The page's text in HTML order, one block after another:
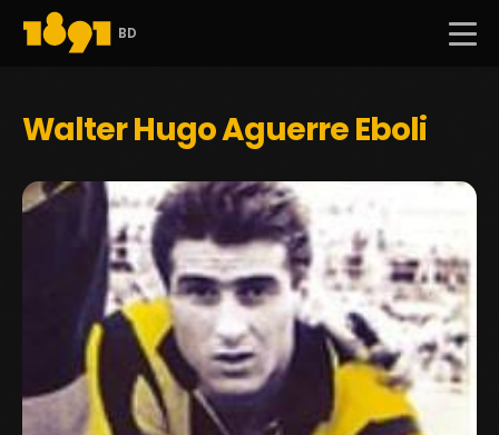
BD
Walter Hugo Aguerre Eboli